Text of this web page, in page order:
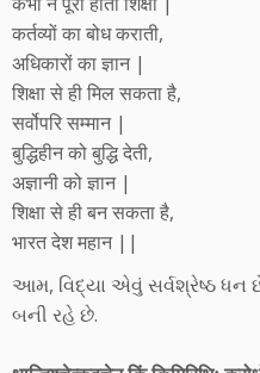
कर्तव्यों का बोध कराती,
अधिकारों का ज्ञान |
शिक्षा से ही मिल सकता है,
सर्वोपरि सम्मान |
बुद्धिहीन को बुद्धि देती,
अज्ञानी को ज्ञान |
शिक्षा से ही बन सकता है,
भारत देश महान ||
આમ, વિદ્યા એવું સર્વશ્રેષ્ઠ ધન
બની રહે છે.